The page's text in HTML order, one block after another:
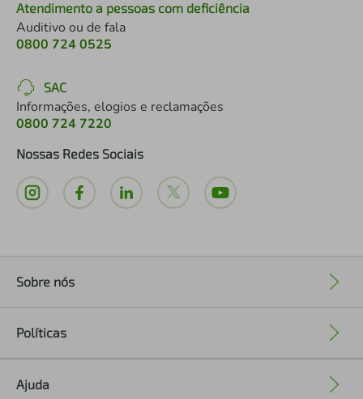
Atendimento a pessoas com deficiência
Auditivo ou de fala
0800 724 0525
SAC
Informações, elogios e reclamações
0800 724 7220
Nossas Redes Sociais
Sobre nós
Políticas
Ajuda